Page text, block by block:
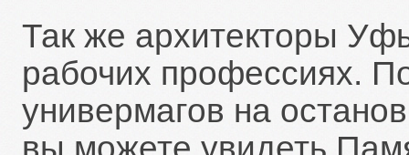
Так же архитекторы
рабочих профессиях.
универмагов на